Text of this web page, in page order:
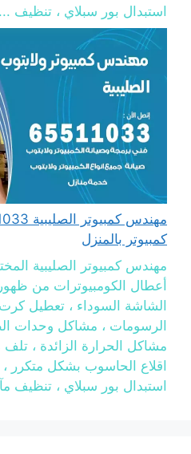
استبدال بور سبلاي ، تنظيف ...
كمبيوتر بالمنزل
مهندس كمبيوتر الصليبية
أعطال الكومبيوترات من
الشاشة السوداء ، تعطيل
الرسومات ، مشاكل وحدات
مشاكل الحرارة الزائدة ، تلف
اقلاع الحاسوب بشكل متكرر ،
استبدال بور سبلاي ، تنظيف